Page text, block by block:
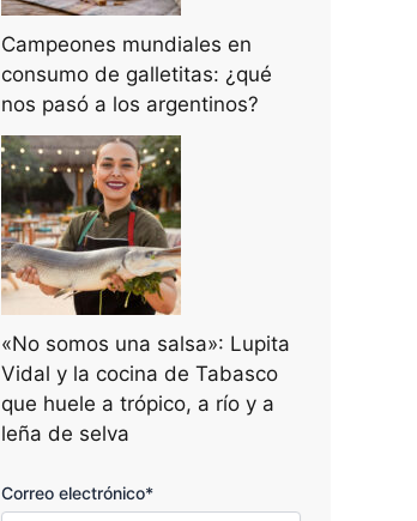
Campeones mundiales en
consumo de galletitas: ¿qué
nos pasó a los argentinos?
«No somos una salsa»: Lupita
Vidal y la cocina de Tabasco
que huele a trópico, a río y a
leña de selva
Correo electrónico*